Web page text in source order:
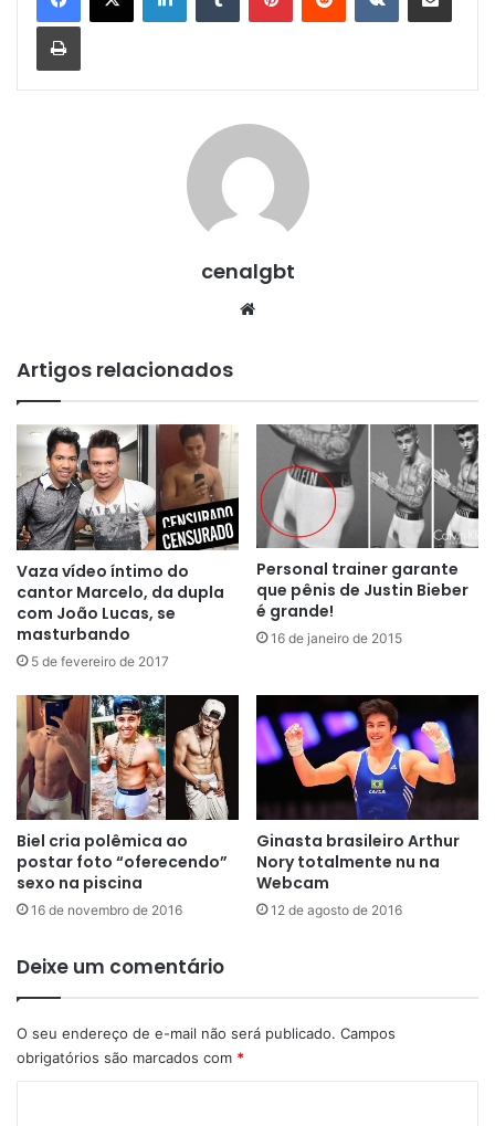
Imprimir
cenalgbt
Artigos relacionados
Vaza vídeo íntimo do
cantor Marcelo, da dupla
com João Lucas, se
masturbando
5 de fevereiro de 2017
Personal trainer garante
que pênis de Justin Bieber
é grande!
16 de janeiro de 2015
Biel cria polêmica ao
postar foto “oferecendo”
sexo na piscina
16 de novembro de 2016
Ginasta brasileiro Arthur
Nory totalmente nu na
Webcam
12 de agosto de 2016
Deixe um comentário
O seu endereço de e-mail não será publicado. Campos
obrigatórios são marcados com *